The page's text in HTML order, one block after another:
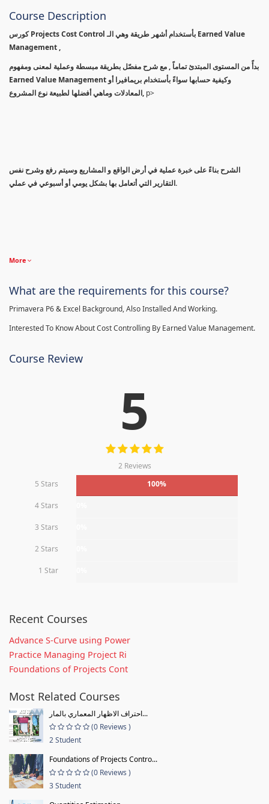
Course Description
كورس Projects Cost Control بأستخدام أشهر طريقة وهي الـ Earned Value
Management ,
بدأً من المستوى المبتدئ تماماً , مع شرح مفصّل بطريقة مبسطة وعملية لمعنى ومفهوم
Earned Value Management وكيفية حسابها سواءً بأستخدام بريمافيرا أو
المعادلات وماهي أفضلها لطبيعة نوع المشروع, p>
الشرح بناءً على خبرة عملية في أرض الواقع و المشاريع وسيتم رفع وشرح نفس
التقارير التي أتعامل بها بشكل يومي أو أسبوعي في عملي.
More
What are the requirements for this course?
Primavera P6 & Excel Background, Also Installed And Working.
Interested To Know About Cost Controlling By Earned Value Management.
Course Review
5
2 Reviews
5 Stars
100%
4 Stars
3 Stars
2 Stars
1 Star
Recent Courses
Advance S-Curve using Power
Practice Managing Project Ri
Foundations of Projects Cont
Most Related Courses
احتراف الاظهار المعماري بالمار...
(0 Reviews )
2 Student
Foundations of Projects Contro...
(0 Reviews )
3 Student